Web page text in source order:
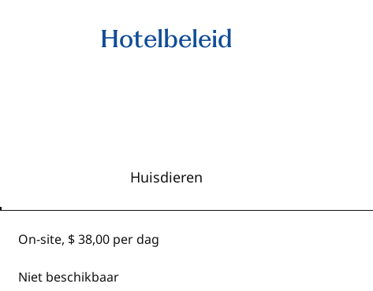
Hotelbeleid
Huisdieren
On-site, $ 38,00 per dag
Niet beschikbaar